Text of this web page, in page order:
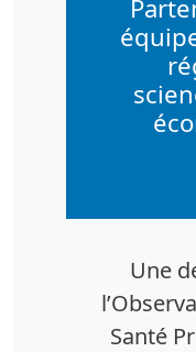
Une
Santé